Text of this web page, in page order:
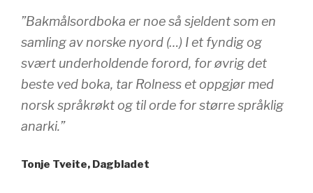
”Bakmålsordboka er noe så sjeldent som en
samling av norske nyord (…) I et fyndig og
svært underholdende forord, for øvrig det
beste ved boka, tar Rolness et oppgjør med
norsk språkrøkt og til orde for større språklig
anarki.”
Tonje Tveite, Dagbladet